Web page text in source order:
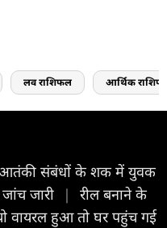
लव राशिफल आर्थिक
आतंकी संबंधों के शक में युवक
जारी
|
रील बनाने के
वायरल हुआ तो घर पहुंच गई